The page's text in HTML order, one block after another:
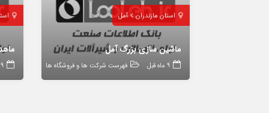
استان مازندران آمل
ماشین سازی بزرگ آمل
9 ماه قبل فهرست شرکت ها و فروشگاه ها 9 ماه قبل